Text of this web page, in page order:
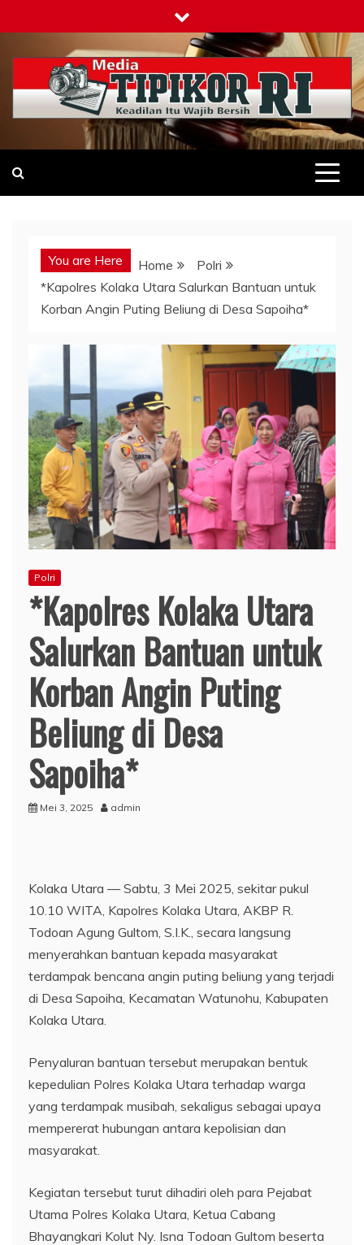
to
content
Tipikor-ri-online.my.id
Keadilan Itu Wajib Bersih
You are Here Home
Polri
*Kapolres Kolaka Utara Salurkan Bantuan untuk
Korban Angin Puting Beliung di Desa Sapoiha*
Polri
*Kapolres Kolaka Utara
Salurkan Bantuan untuk
Korban Angin Puting
Beliung di Desa
Sapoiha*
Mei 3, 2025 admin
Kolaka Utara — Sabtu, 3 Mei 2025, sekitar pukul
10.10 WITA, Kapolres Kolaka Utara, AKBP R.
Todoan Agung Gultom, S.I.K., secara langsung
menyerahkan bantuan kepada masyarakat
terdampak bencana angin puting beliung yang terjadi
di Desa Sapoiha, Kecamatan Watunohu, Kabupaten
Kolaka Utara.
Penyaluran bantuan tersebut merupakan bentuk
kepedulian Polres Kolaka Utara terhadap warga
yang terdampak musibah, sekaligus sebagai upaya
mempererat hubungan antara kepolisian dan
masyarakat.
Kegiatan tersebut turut dihadiri oleh para Pejabat
Utama Polres Kolaka Utara, Ketua Cabang
Bhayangkari Kolut Ny. Isna Todoan Gultom beserta